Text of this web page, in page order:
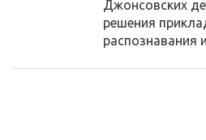
Джонсовских
решения
распознавания